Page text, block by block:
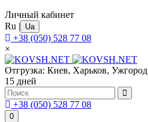
Личный кабинет
Ru | Ua
+38 (050) 528 77 08
×
Отгрузка: Киев, Харьков, Ужгород
15 дней
+38 (050) 528 77 08
0